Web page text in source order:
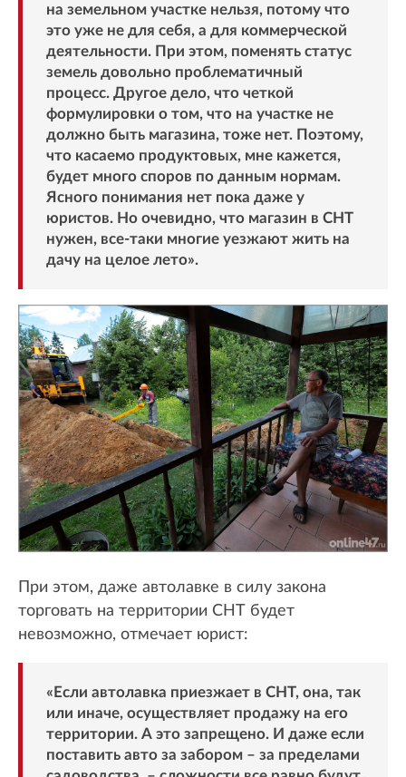
на земельном участке нельзя, потому что
это уже не для себя, а для коммерческой
деятельности. При этом, поменять статус
земель довольно проблематичный
процесс. Другое дело, что четкой
формулировки о том, что на участке не
должно быть магазина, тоже нет. Поэтому,
что касаемо продуктовых, мне кажется,
будет много споров по данным нормам.
Ясного понимания нет пока даже у
юристов. Но очевидно, что магазин в СНТ
нужен, все-таки многие уезжают жить на
дачу на целое лето».
При этом, даже автолавке в силу закона
торговать на территории СНТ будет
невозможно, отмечает юрист:
«Если автолавка приезжает в СНТ, она, так
или иначе, осуществляет продажу на его
территории. А это запрещено. И даже если
поставить авто за забором – за пределами